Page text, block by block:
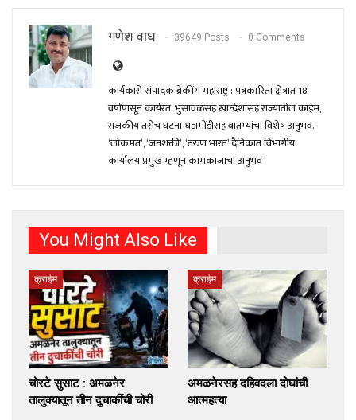
गणेश वाघ 39649 Posts 0 Comments
कार्यकारी संपादक ब्रेकींग महाराष्ट्र : पत्रकारिता क्षेत्रात 18
वर्षांपासून कार्यरत. भुसावळसह खान्देशासह राज्यातील क्राईम,
राजकीय तसेच घटना-घडामोंडीसह बातम्यांचा विशेष अनुभव.
‘लोकमत’, ‘जनशक्ती’, ‘तरुण भारत’ दैनिकात विभागीय
कार्यालय प्रमुख म्हणून कामकाजाचा अनुभव
You Might Also Like
क्राईम
चोरटे सुसाट : अमळनेर
तालुक्यातून तीन दुचाकींची चोरी
क्राईम
अमळनेरसह दहिवदला दोघांची
आत्महत्या